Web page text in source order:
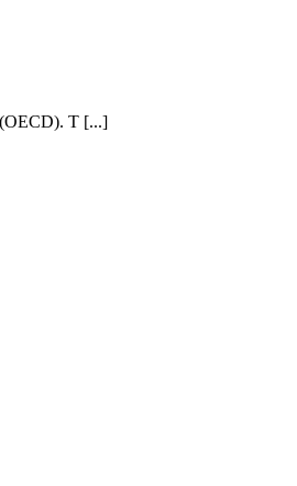
(OECD). T [...]